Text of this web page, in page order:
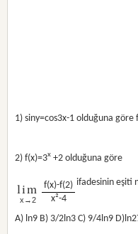
1) siny=cos3x-1 olduğuna göre
2) f(x)=3x +2 olduğuna göre
lim
x→2
f(x)-f(2)
x²-4
ifadesinin eşiti
A) ln9 B) 3/2ln3 C) 9/4ln9